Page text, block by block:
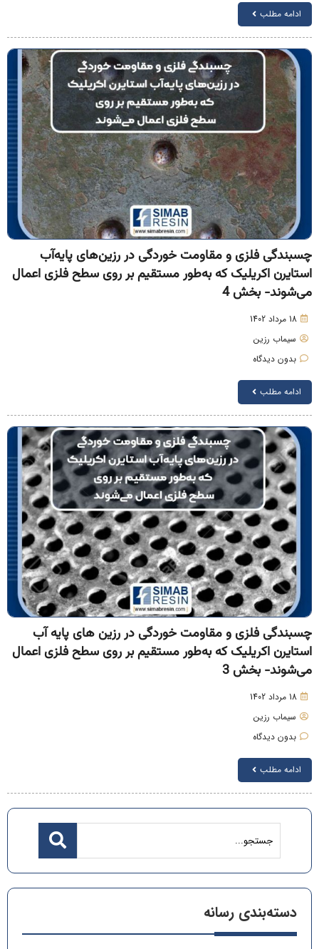
ادامه مطلب
چسبندگی فلزی و مقاومت خوردگی در رزین‌های پایه‌آب
استایرن اکریلیک که به‌طور مستقیم بر روی سطح فلزی اعمال
می‌شوند- بخش 4
18 مرداد 1402
سیماب رزین
بدون دیدگاه
ادامه مطلب
چسبندگی فلزی و مقاومت خوردگی در رزین های پایه آب
استایرن اکریلیک که به‌طور مستقیم بر روی سطح فلزی اعمال
می‌شوند- بخش 3
18 مرداد 1402
سیماب رزین
بدون دیدگاه
ادامه مطلب
دسته‌بندی رسانه